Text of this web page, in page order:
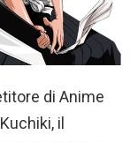
di Anime
il